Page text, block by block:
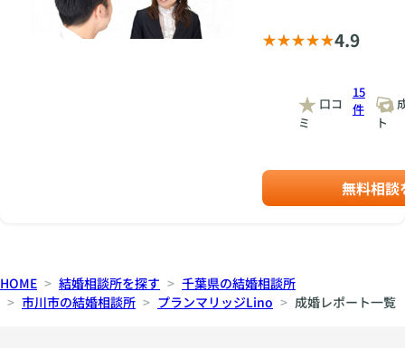
4.9
口コ
ミ
15
件
ト
無料相談
HOME 結婚相談所を探す
千葉県の結婚相談所
市川市の結婚相談所
プランマリッジLino 成婚レポート一覧